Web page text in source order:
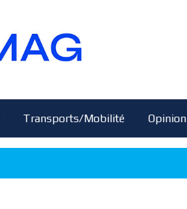
Transports/Mobilité Opinion